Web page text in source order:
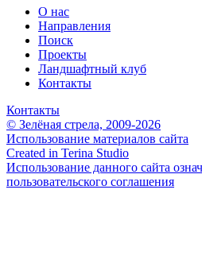
О нас
Направления
Поиск
Проекты
Ландшафтный клуб
Контакты
Контакты
© Зелёная стрела, 2009-2026
Использование материалов сайта
Created in Terina Studio
Использование данного сайта
пользовательского соглашения